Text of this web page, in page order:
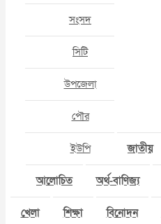
সংসদ
সিটি
উপজেলা
পৌর
ইউপি জাতীয়
আলোচিত অর্থ-বাণিজ্য
খেলা শিক্ষা বিনোদন